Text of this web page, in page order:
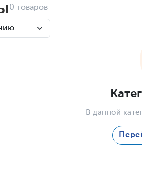
0 товаров
В данной